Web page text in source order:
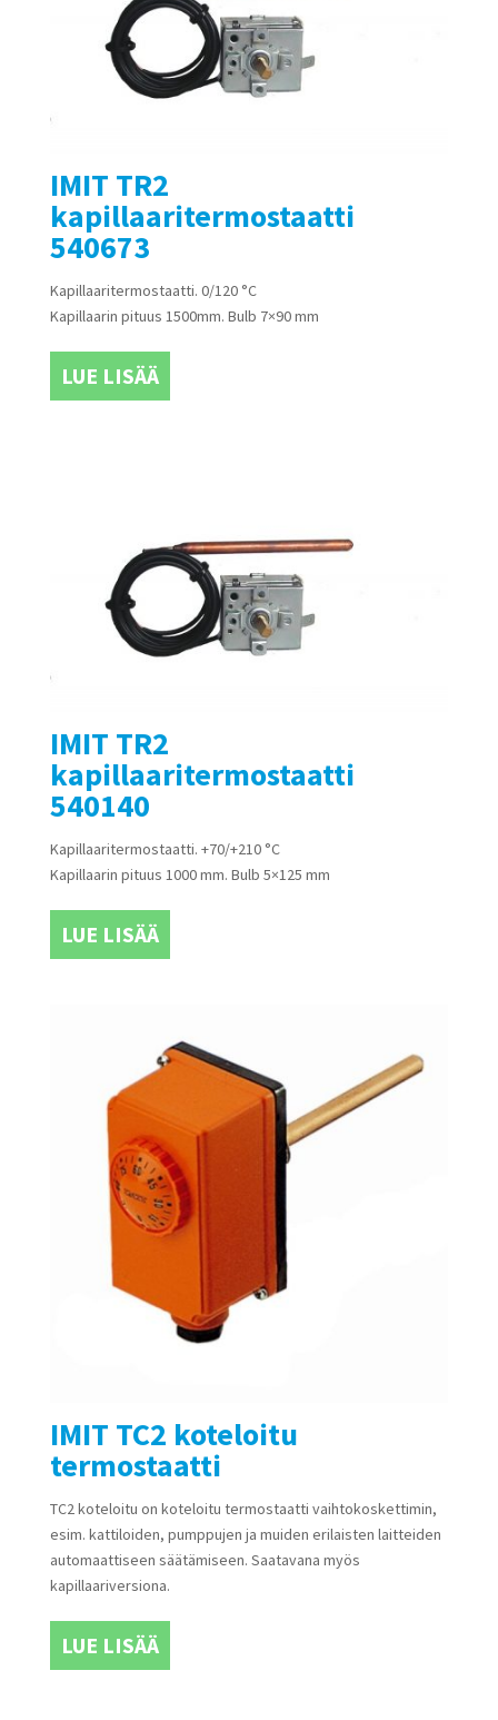
IMIT TR2
kapillaaritermostaatti
540673
Kapillaaritermostaatti. 0/120 °C
Kapillaarin pituus 1500mm. Bulb 7×90 mm
LUE LISÄÄ
IMIT TR2
kapillaaritermostaatti
540140
Kapillaaritermostaatti. +70/+210 °C
Kapillaarin pituus 1000 mm. Bulb 5×125 mm
LUE LISÄÄ
IMIT TC2 koteloitu
termostaatti
TC2 koteloitu on koteloitu termostaatti vaihtokoskettimin,
esim. kattiloiden, pumppujen ja muiden erilaisten laitteiden
automaattiseen säätämiseen. Saatavana myös
kapillaariversiona.
LUE LISÄÄ